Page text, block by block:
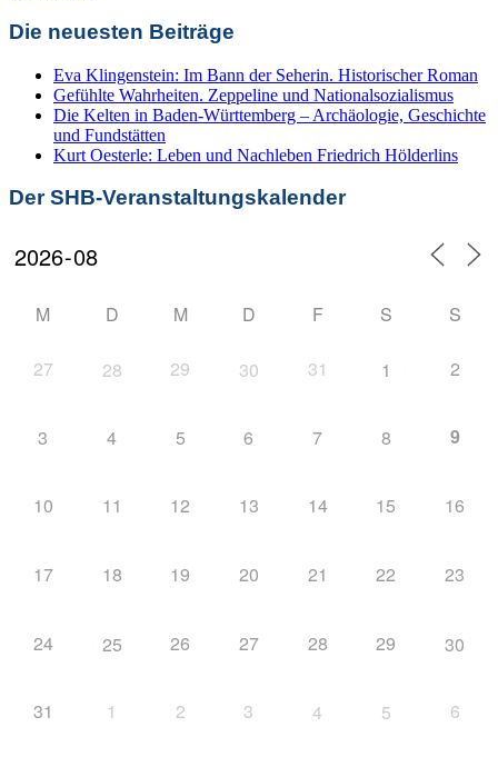
Die neuesten Beiträge
Eva Klingenstein: Im Bann der Seherin. Historischer Roman
Gefühlte Wahrheiten. Zeppeline und Nationalsozialismus
Die Kelten in Baden-Württemberg – Archäologie, Geschichte
und Fundstätten
Kurt Oesterle: Leben und Nachleben Friedrich Hölderlins
Der SHB-Veranstaltungskalender
M D M D F S S
27 28 29 30 31 1 2
3 4 5 6 7 8 9
10 11 12 13 14 15 16
17 18 19 20 21 22 23
24 25 26 27 28 29 30
31 1 2 3 4 5 6